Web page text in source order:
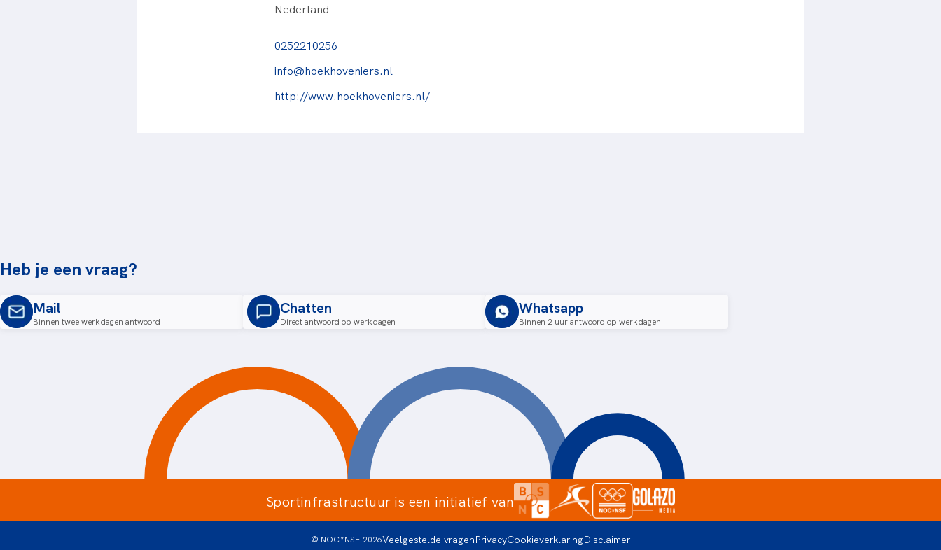
Nederland
0252210256
info@hoekhoveniers.nl
http://www.hoekhoveniers.nl/
Heb je een vraag?
Mail
Binnen twee werkdagen antwoord
Chatten
Direct antwoord op werkdagen
Whatsapp
Binnen 2 uur antwoord op werkdagen
Sportinfrastructuur is een initiatief van
© NOC*NSF 2026Veelgestelde vragenPrivacyCookieverklaringDisclaimer